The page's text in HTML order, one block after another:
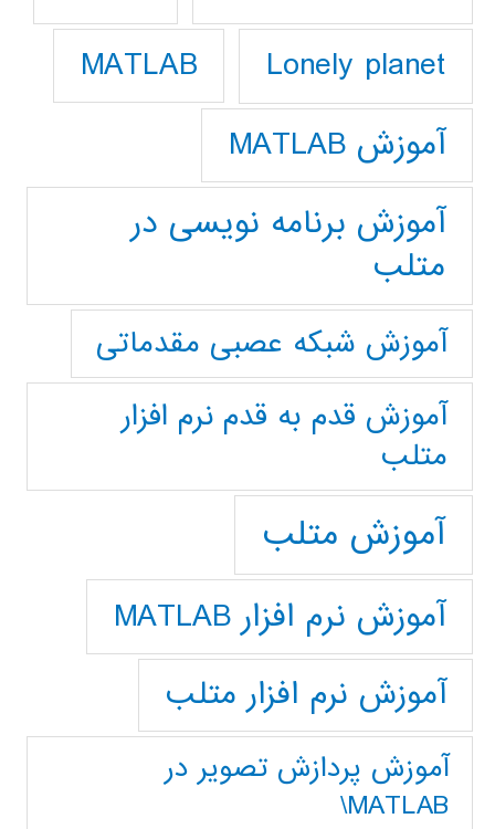
Lonely planet
MATLAB
آموزش MATLAB
آموزش برنامه نویسی در
متلب
آموزش شبکه عصبی مقدماتی
آموزش قدم به قدم نرم افزار
متلب
آموزش متلب
آموزش نرم افزار MATLAB
آموزش نرم افزار متلب
آموزش پردازش تصوير در
MATLAB\